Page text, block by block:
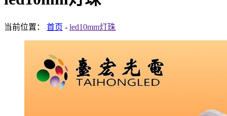
当前位置： 首页 - led10mm灯珠